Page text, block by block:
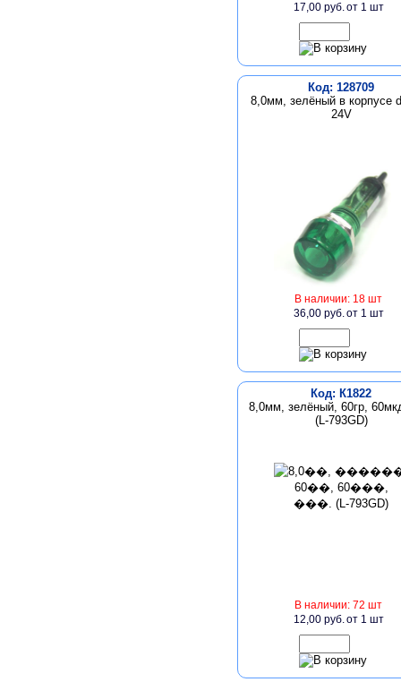
17,00 руб.от 1 шт
Код: 128709
8,0мм, зелёный в корпусе
24V
В наличии: 18 шт
36,00 руб.от 1 шт
Код: К1822
8,0мм, зелёный, 60гр,
(L-793GD)
В наличии: 72 шт
12,00 руб.от 1 шт